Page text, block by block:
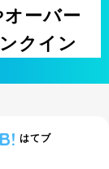
ーバー
クイン
はてブ